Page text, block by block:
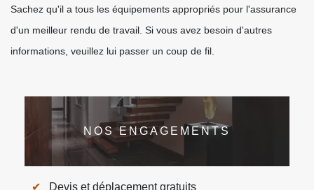
Sachez qu'il a tous les équipements appropriés pour l'assurance
d'un meilleur rendu de travail. Si vous avez besoin d'autres
informations, veuillez lui passer un coup de fil.
NOS ENGAGEMENTS
Devis et déplacement gratuits